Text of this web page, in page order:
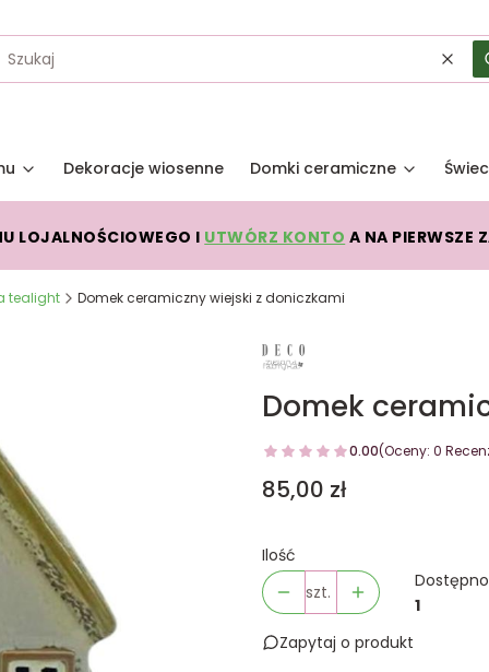
Dekoracje wiosenne Domki ceramiczne
LOJALNOŚCIOWEGO I UTWÓRZ KONTO A NA PIERWSZE
tealight Domek ceramiczny wiejski z doniczkami
Domek
0.00(Oceny: 0
Cena
85,00 zł
Ilość
szt.
1
Zapytaj o produkt